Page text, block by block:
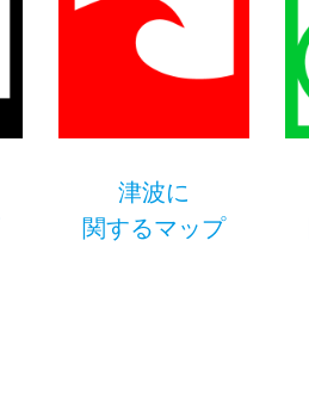
津波に
関するマップ